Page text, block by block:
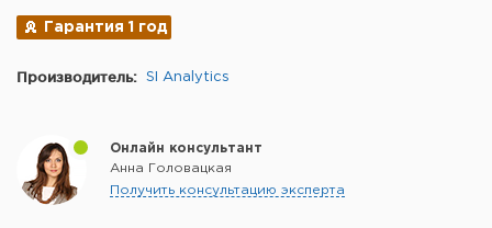
Гарантия 1 год
Производитель: SI Analytics
Онлайн консультант
Анна Головацкая
Получить консультацию эксперта